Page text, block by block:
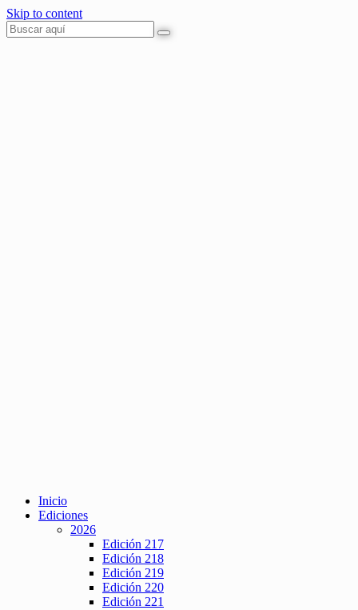
Skip to content
Inicio
Ediciones
2026
Edición 217
Edición 218
Edición 219
Edición 220
Edición 221